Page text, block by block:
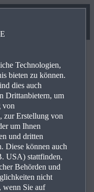
Reichweite,
Kosten finden Sie
.
Technologien,
bieten zu können.
dies auch
Drittanbietern, um
von
zur Erstellung von
um Ihnen
und dritten
Diese können auch
USA) stattfinden,
Behörden und
nicht
wenn Sie auf